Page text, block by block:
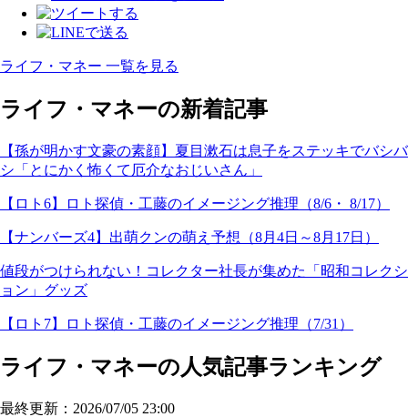
ライフ・マネー 一覧を見る
ライフ・マネーの新着記事
【孫が明かす文豪の素顔】夏目漱石は息子をステッキでバシバ
シ「とにかく怖くて厄介なおじいさん」
【ロト6】ロト探偵・工藤のイメージング推理（8/6・ 8/17）
【ナンバーズ4】出萌クンの萌え予想（8月4日～8月17日）
値段がつけられない！コレクター社長が集めた「昭和コレクシ
ョン」グッズ
【ロト7】ロト探偵・工藤のイメージング推理（7/31）
ライフ・マネーの人気記事ランキング
最終更新：2026/07/05 23:00